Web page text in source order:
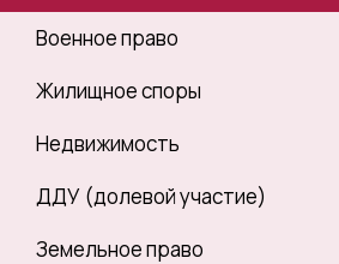
Военное право
Жилищное споры
Недвижимость
ДДУ (долевой участие)
Земельное право